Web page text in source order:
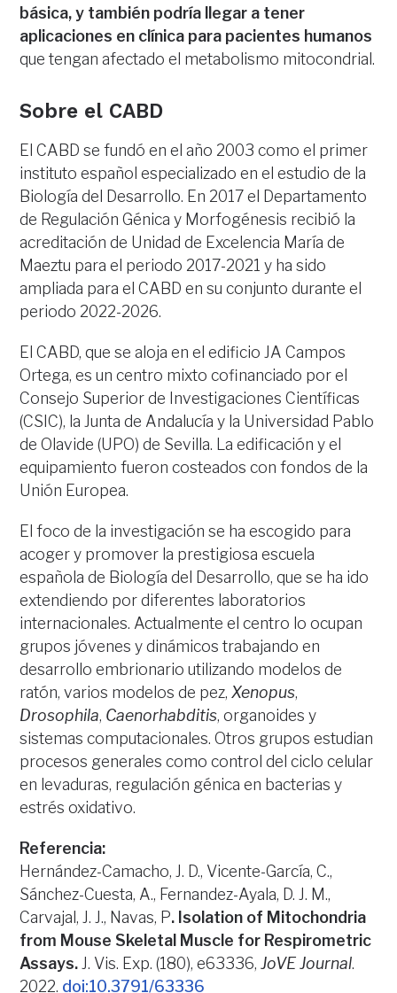
básica, y también podría llegar a tener
aplicaciones en clínica para pacientes humanos
que tengan afectado el metabolismo mitocondrial.
Sobre el CABD
El CABD se fundó en el año 2003 como el primer
instituto español especializado en el estudio de la
Biología del Desarrollo. En 2017 el Departamento
de Regulación Génica y Morfogénesis recibió la
acreditación de Unidad de Excelencia María de
Maeztu para el periodo 2017-2021 y ha sido
ampliada para el CABD en su conjunto durante el
periodo 2022-2026.
El CABD, que se aloja en el edificio JA Campos
Ortega, es un centro mixto cofinanciado por el
Consejo Superior de Investigaciones Científicas
(CSIC), la Junta de Andalucía y la Universidad Pablo
de Olavide (UPO) de Sevilla. La edificación y el
equipamiento fueron costeados con fondos de la
Unión Europea.
El foco de la investigación se ha escogido para
acoger y promover la prestigiosa escuela
española de Biología del Desarrollo, que se ha ido
extendiendo por diferentes laboratorios
internacionales. Actualmente el centro lo ocupan
grupos jóvenes y dinámicos trabajando en
desarrollo embrionario utilizando modelos de
ratón, varios modelos de pez, Xenopus,
Drosophila, Caenorhabditis, organoides y
sistemas computacionales. Otros grupos estudian
procesos generales como control del ciclo celular
en levaduras, regulación génica en bacterias y
estrés oxidativo.
Referencia:
Hernández-Camacho, J. D., Vicente-García, C.,
Sánchez-Cuesta, A., Fernandez-Ayala, D. J. M.,
Carvajal, J. J., Navas, P. Isolation of Mitochondria
from Mouse Skeletal Muscle for Respirometric
Assays.J. Vis. Exp. (180), e63336,JoVE Journal.
2022. doi:10.3791/63336